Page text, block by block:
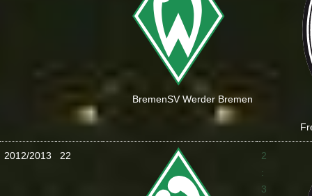
BremenSV Werder Bremen
2012/2013 22
2
:
3